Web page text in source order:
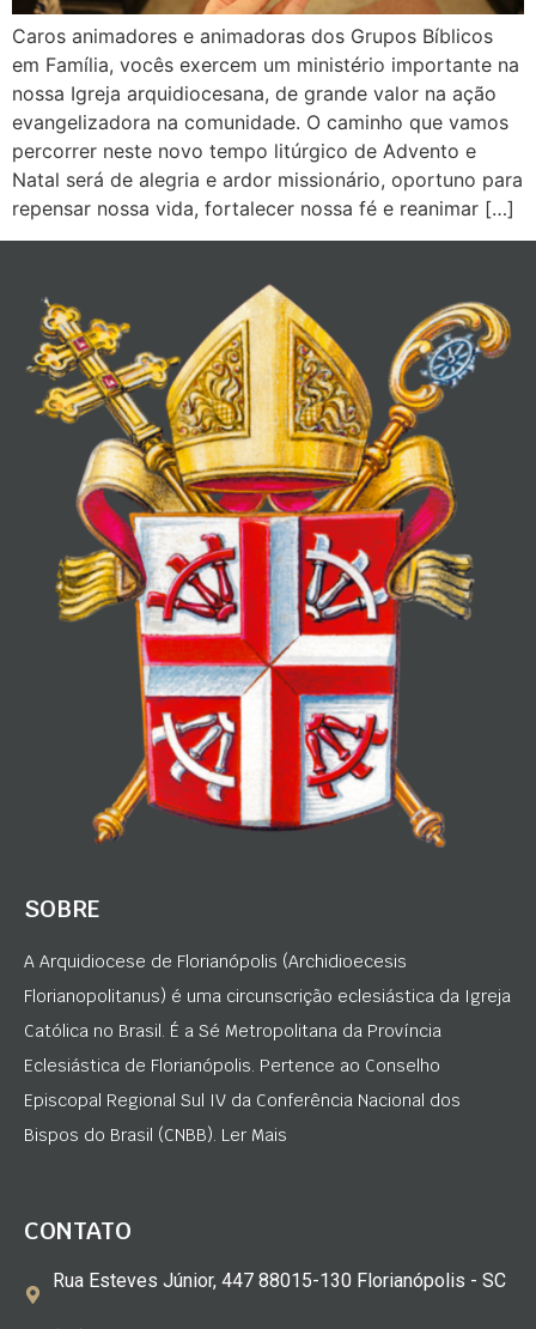
Caros animadores e animadoras dos Grupos Bíblicos
em Família, vocês exercem um ministério importante na
nossa Igreja arquidiocesana, de grande valor na ação
evangelizadora na comunidade. O caminho que vamos
percorrer neste novo tempo litúrgico de Advento e
Natal será de alegria e ardor missionário, oportuno para
repensar nossa vida, fortalecer nossa fé e reanimar […]
SOBRE
A Arquidiocese de Florianópolis (Archidioecesis
Florianopolitanus) é uma circunscrição eclesiástica da Igreja
Católica no Brasil. É a Sé Metropolitana da Província
Eclesiástica de Florianópolis. Pertence ao Conselho
Episcopal Regional Sul IV da Conferência Nacional dos
Bispos do Brasil (CNBB). Ler Mais
CONTATO
Rua Esteves Júnior, 447 88015-130 Florianópolis - SC